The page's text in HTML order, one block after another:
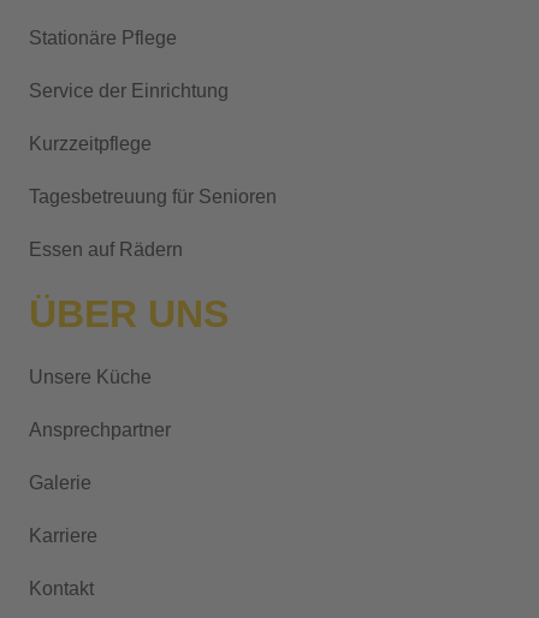
i
e
:
Stationäre Pflege
Service der Einrichtung
Kurzzeitpflege
Tagesbetreuung für Senioren
Essen auf Rädern
ÜBER UNS
Unsere Küche
Ansprechpartner
Galerie
Karriere
Kontakt